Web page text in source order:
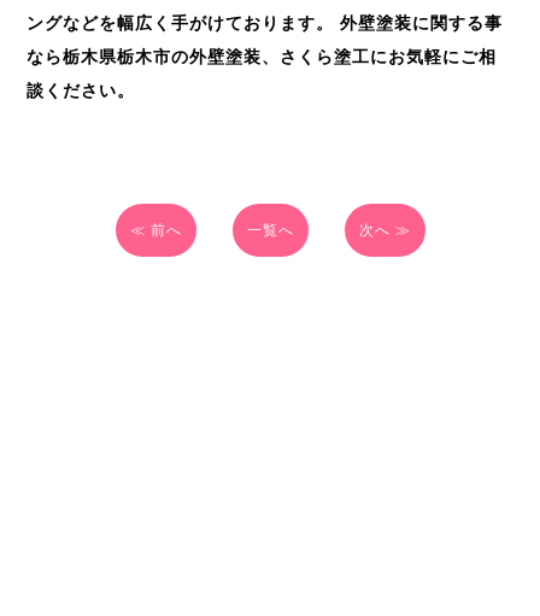
ングなどを幅広く手がけております。
外壁塗装に関する事
なら栃木県栃木市の外壁塗装、さくら塗工にお気軽にご相
談ください。
≪ 前へ 一覧へ 次へ ≫